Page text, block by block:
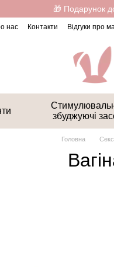
🎁 Подарунок
нас Контакти Відгуки про
збуджуючі
Головна